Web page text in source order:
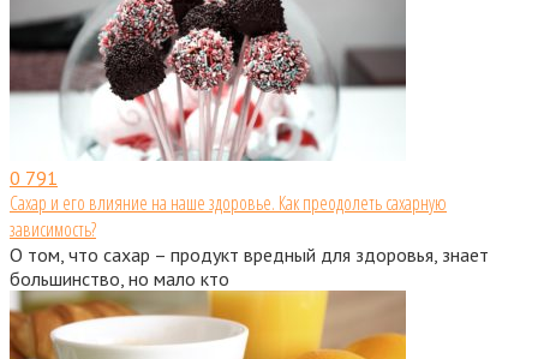
0 791
Сахар и его влияние на наше здоровье. Как преодолеть сахарную
зависимость?
О том, что сахар – продукт вредный для здоровья, знает
большинство, но мало кто